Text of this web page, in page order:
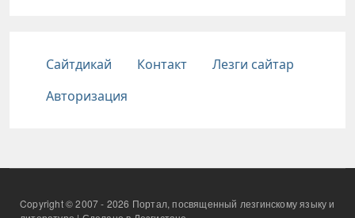
Подвал
Сайтдикай Контакт
Лезги сайтар
Авторизация
Copyright © 2007 - 2026 Портал, посвященный лезгинскому языку и